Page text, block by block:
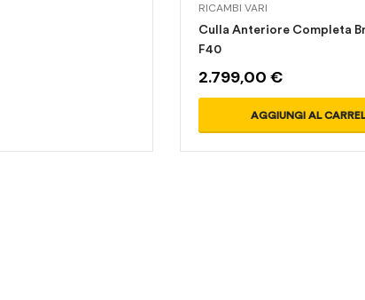
RICAMBI VARI
Culla Anteriore Completa
F40
2.799,00 €
AGGIUNGI AL